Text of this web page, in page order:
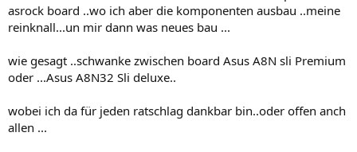
asrock board ..wo ich aber die komponenten ausbau ..meine
reinknall...un mir dann was neues bau ...
wie gesagt ..schwanke zwischen board Asus A8N sli Premium
oder ...Asus A8N32 Sli deluxe..
wobei ich da für jeden ratschlag dankbar bin..oder offen anch
allen ...